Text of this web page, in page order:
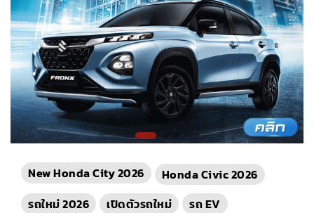
New Honda City 2026
Honda Civic 2026
รถใหม่ 2026
เปิดตัวรถใหม่
รถ EV